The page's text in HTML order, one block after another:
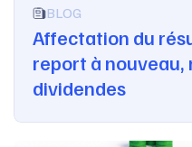
BLOG
Affectation du
report à nouveau,
dividendes